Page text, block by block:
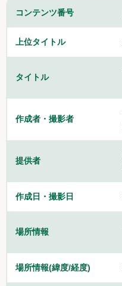
コンテンツ番号
上位タイトル
タイトル
作成者・撮影者
提供者
作成日・撮影日
場所情報
場所情報(緯度/経度)